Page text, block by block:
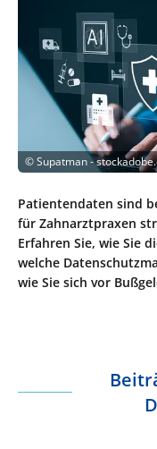
©Supatman -
Patientendaten sind
für Zahnarztpraxen
Erfahren Sie, wie Sie
welche
wie Sie sich vor